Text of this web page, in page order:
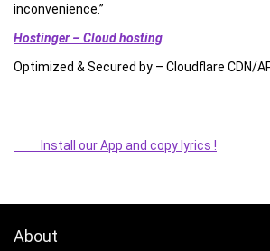
inconvenience.”
Hostinger – Cloud hosting
Optimized & Secured by – Cloudflare CDN/
Install our App and copy lyrics !
About